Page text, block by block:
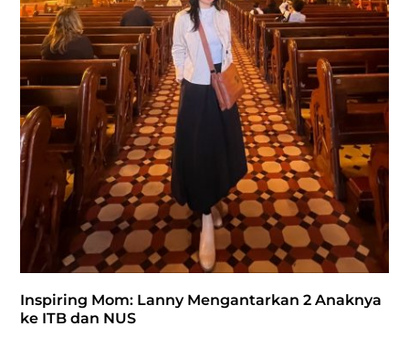
Inspiring Mom: Lanny Mengantarkan 2 Anaknya
ke ITB dan NUS